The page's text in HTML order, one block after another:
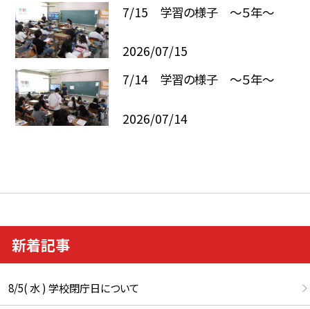
7/15 学習の様子 ～５年～
2026/07/15
7/14 学習の様子 ～５年～
2026/07/14
新着記事
8/5( 水 ) 学校閉庁日について